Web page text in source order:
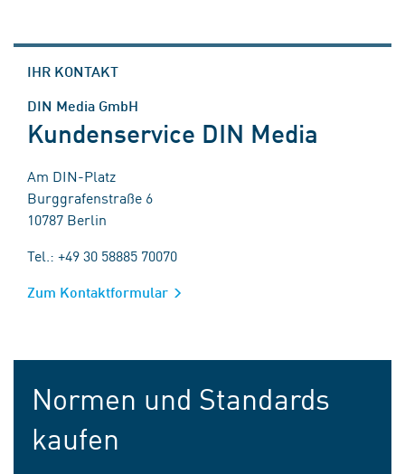
IHR KONTAKT
DIN Media GmbH
Kundenservice DIN Media
Am DIN-Platz
Burggrafenstraße 6
10787 Berlin
Tel.: +49 30 58885 70070
Zum Kontaktformular
Normen und Standards
kaufen